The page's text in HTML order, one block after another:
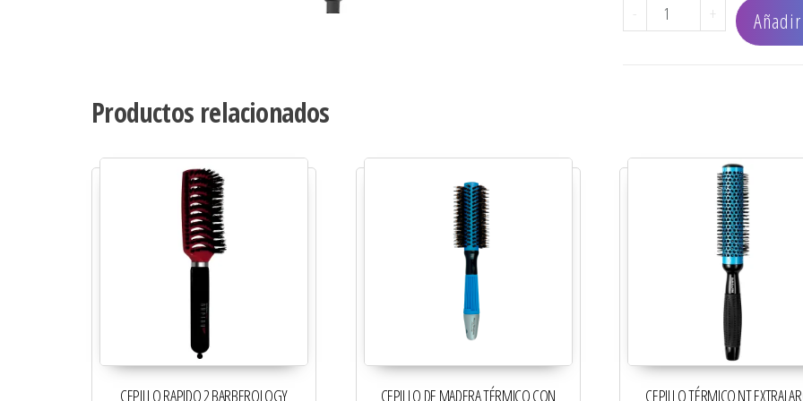
- CEPILLO HOT AIR
+
Productos relacionados
CEPILLO RAPIDO 2 BARBEROLOGY CEPILLO DE MADERA TÉRMICO CON CEPILLO TÉRMICO NT